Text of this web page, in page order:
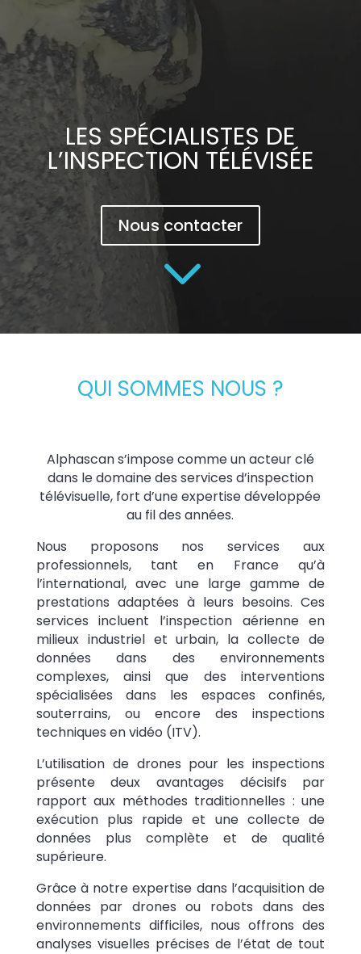
LES SPÉCIALISTES DE
L’INSPECTION TÉLÉVISÉE
Nous contacter
3
QUI SOMMES NOUS ?
Alphascan s’impose comme un acteur clé
dans le domaine des services d’inspection
télévisuelle, fort d’une expertise développée
au fil des années.
Nous proposons nos services aux
professionnels, tant en France qu’à
l’international, avec une large gamme de
prestations adaptées à leurs besoins. Ces
services incluent l’inspection aérienne en
milieux industriel et urbain, la collecte de
données dans des environnements
complexes, ainsi que des interventions
spécialisées dans les espaces confinés,
souterrains, ou encore des inspections
techniques en vidéo (ITV).
L’utilisation de drones pour les inspections
présente deux avantages décisifs par
rapport aux méthodes traditionnelles : une
exécution plus rapide et une collecte de
données plus complète et de qualité
supérieure.
Grâce à notre expertise dans l’acquisition de
données par drones ou robots dans des
environnements difficiles, nous offrons des
analyses visuelles précises de l’état de tout